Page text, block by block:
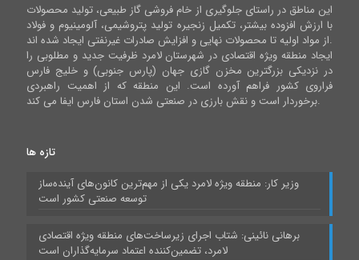
این مناطق در راستای جلوگیری از خام فروشی گاز طبیعی، تولید محصولات
با ارزش افزوده بیشتر، تکمیل زنجیره تولید پتروشیمی، آلومینیوم و فولاد
از مواد اولیه تا محصولات نهایی و افزایش صادرات غیرنفتی ایجاد شده اند.
ایجاد منطقه ویژه اقتصادی در شهرستان لامرد ظرفیت جدید و مطلوبی را
در نزدیکی بزرگترین مخزن گازی جهان (پارس جنوبی) و خلیج فارس
فراروی کشور فراهم آورده است. این منطقه که از اهمیت راهبردی
برخوردار است و نقش بارزی در صنعتی شدن استان فارس ایفا می کند.
تازه ها
وزیر کار: منطقه ویژه لامرد یکی از مهم‌ترین کانون‌های آینده‌ساز
توسعه صنعتی کشور است
برهانی نائینی: شتاب اجرای زیرساخت‌های منطقه ویژه اقتصادی
لامرد، تضمین‌کننده اعتماد سرمایه‌گذاران است